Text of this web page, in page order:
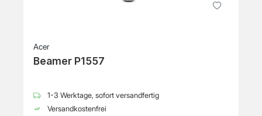
Acer
Beamer P1557
1-3 Werktage, sofort versandfertig
Versandkostenfrei